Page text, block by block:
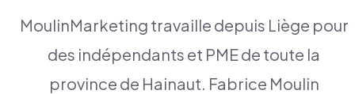
MoulinMarketing travaille depuis Liège pour
des indépendants et PME de toute la
province de Hainaut. Fabrice Moulin